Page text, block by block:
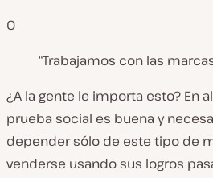
O
“Trabajamos con las
¿A la gente le importa esto? En
prueba social es buena y
depender sólo de este tipo de
venderse usando sus logros